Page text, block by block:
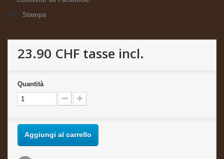
Stampa
23.90 CHF tasse incl.
Quantità
Aggiungi al carrello